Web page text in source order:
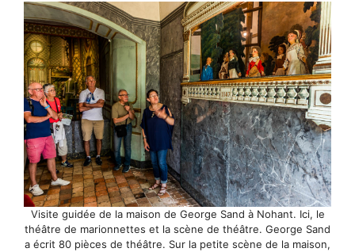
Visite guidée de la maison de George Sand à Nohant. Ici, le
théâtre de marionnettes et la scène de théâtre. George Sand
a écrit 80 pièces de théâtre. Sur la petite scène de la maison,